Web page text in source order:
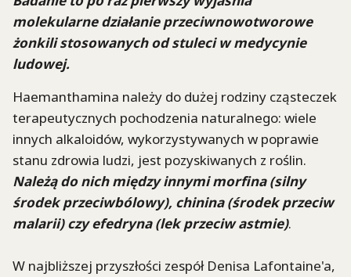
molekularne działanie przeciwnowotworowe
żonkili stosowanych od stuleci w medycynie
ludowej.
Haemanthamina należy do dużej rodziny cząsteczek
terapeutycznych pochodzenia naturalnego: wiele
innych alkaloidów, wykorzystywanych w poprawie
stanu zdrowia ludzi, jest pozyskiwanych z roślin.
Należą do nich między innymi morfina (silny
środek przeciwbólowy), chinina (środek przeciw
malarii) czy efedryna (lek przeciw astmie).
W najbliższej przyszłości zespół Denisa Lafontaine'a,